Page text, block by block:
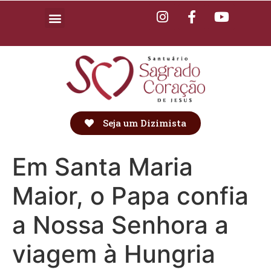
Seja um Dizimista
Em Santa Maria
Maior, o Papa confia
a Nossa Senhora a
viagem à Hungria